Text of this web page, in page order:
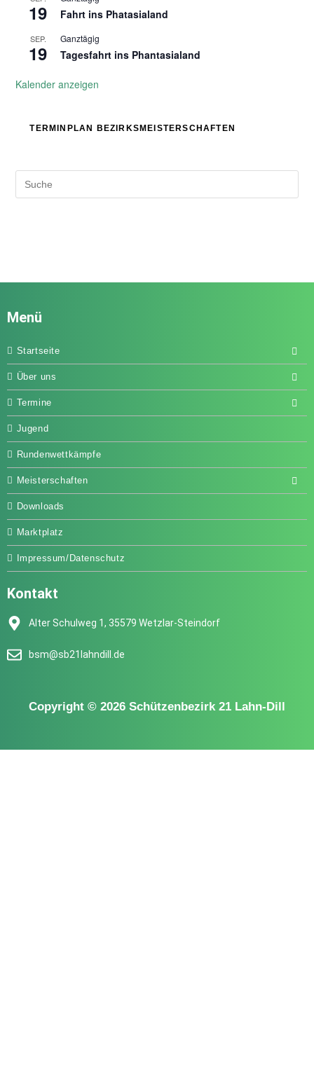
19 Fahrt ins Phatasialand
SEP.
19
Ganztägig
Tagesfahrt ins Phantasialand
Kalender anzeigen
TERMINPLAN BEZIRKSMEISTERSCHAFTEN
Menü
Startseite
Über uns
Termine
Jugend
Rundenwettkämpfe
Meisterschaften
Downloads
Marktplatz
Impressum/Datenschutz
Kontakt
Alter Schulweg 1, 35579 Wetzlar-Steindorf
bsm@sb21lahndill.de
Copyright © 2026 Schützenbezirk 21 Lahn-Dill